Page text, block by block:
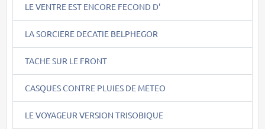
LE VENTRE EST ENCORE FECOND D'
LA SORCIERE DECATIE BELPHEGOR
TACHE SUR LE FRONT
CASQUES CONTRE PLUIES DE METEO
LE VOYAGEUR VERSION TRISOBIQUE